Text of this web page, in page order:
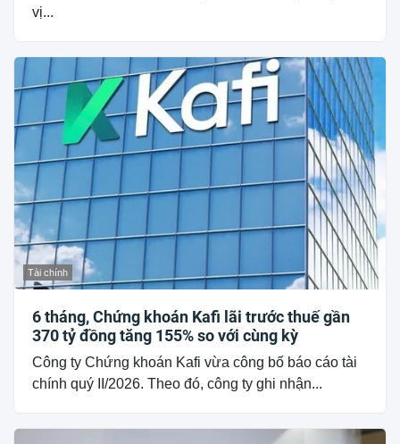
vị...
Tài chính
6 tháng, Chứng khoán Kafi lãi trước thuế gần
370 tỷ đồng tăng 155% so với cùng kỳ
Công ty Chứng khoán Kafi vừa công bố báo cáo tài
chính quý II/2026. Theo đó, công ty ghi nhận...